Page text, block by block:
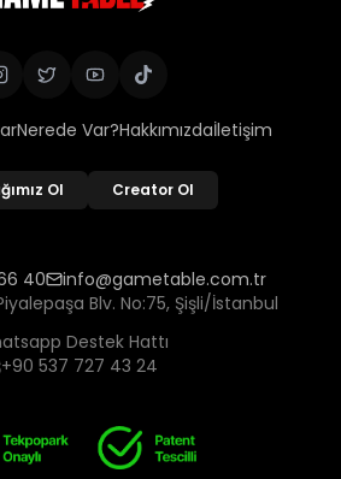
Nerede Var?Hakkımızdaİletişim
Ol Creator Ol
40
info@gametable.com.tr
Blv. No:75, Şişli/İstanbul
Destek Hattı
+90 537 727 43 24